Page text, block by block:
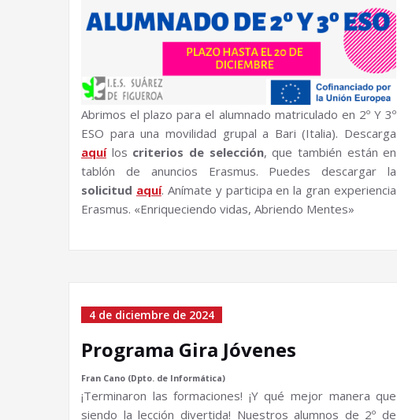
Abrimos el plazo para el alumnado matriculado en 2º Y 3º
ESO para una movilidad grupal a Bari (Italia). Descarga
aquílos criterios de selección, que también están en
tablón de anuncios Erasmus. Puedes descargar la
solicitud aquí. Anímate y participa en la gran experiencia
Erasmus. «Enriqueciendo vidas, Abriendo Mentes»
4 de diciembre de 2024
Programa Gira Jóvenes
Fran Cano (Dpto. de Informática)
¡Terminaron las formaciones! ¡Y qué mejor manera que
siendo la lección divertida! Nuestros alumnos de 2º de